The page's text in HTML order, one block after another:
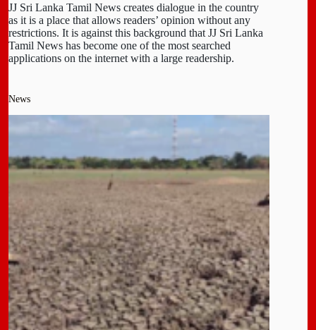
JJ Sri Lanka Tamil News creates dialogue in the country
as it is a place that allows readers’ opinion without any
restrictions. It is against this background that JJ Sri Lanka
Tamil News has become one of the most searched
applications on the internet with a large readership.
News